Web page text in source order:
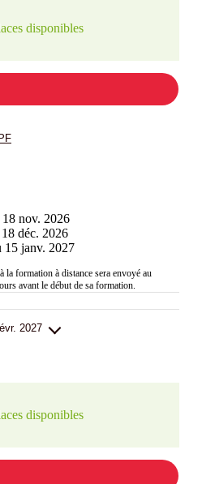
disponibles
nov. 2026
déc. 2026
15 janv. 2027
la formation à distance sera envoyé au
avant le début de sa formation.
2027
disponibles